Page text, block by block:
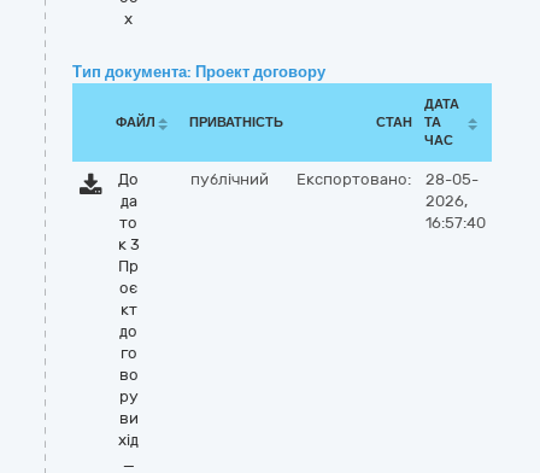
x
Тип документа: Проект договору
ФАЙЛ ПРИВАТНІСТЬ СТАН
ДАТА
ТА
ЧАС
До
да
то
к 3
Пр
оє
кт
до
го
во
ру
ви
хід
_
публічний Експортовано:
28-05-
2026,
16:57:40